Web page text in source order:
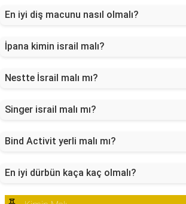
En iyi diş macunu nasıl olmalı?
İpana kimin israil malı?
Nestte İsrail malı mı?
Singer israil malı mı?
Bind Activit yerli malı mı?
En iyi dürbün kaça kaç olmalı?